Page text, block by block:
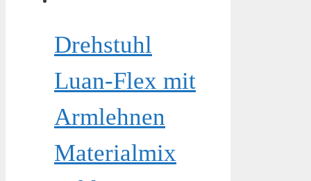
Drehstuhl
Luan-Flex mit
Armlehnen
Materialmix